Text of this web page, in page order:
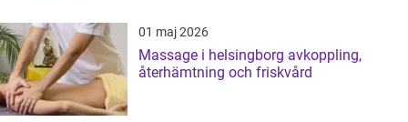
01 maj 2026
Massage i helsingborg avkoppling,
återhämtning och friskvård